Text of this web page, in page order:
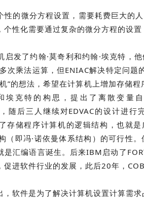
性的微分方程设置，需要耗费巨大的
个性化需要通过复杂的微分方程的设
启发了约翰·莫奇利和约翰·埃克特，
次乘法运算，但ENIAC解决特定问
”的想法，希望在计算机上增加存储
埃克特的构思，提出了离散变量
随后三人继续对EDVAC的设计进
存储程序计算机的逻辑结构，也就
（即冯·诺依曼体系结构）的可行性
是汇编语言诞生。后来IBM启动了
促进软件行业的发展，此后20年，
，软件是为了解决计算机设置计算需